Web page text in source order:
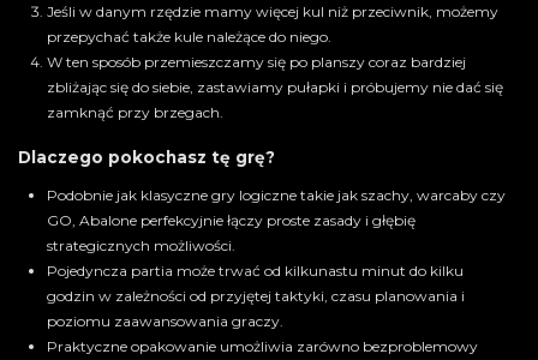
Jeśli w danym rzędzie mamy więcej kul niż przeciwnik, możemy
przepychać także kule należące do niego.
W ten sposób przemieszczamy się po planszy coraz bardziej
zbliżając się do siebie, zastawiamy pułapki i próbujemy nie dać się
zamknąć przy brzegach.
Dlaczego pokochasz tę grę?
Podobnie jak klasyczne gry logiczne takie jak szachy, warcaby czy
GO, Abalone perfekcyjnie łączy proste zasady i głębię
strategicznych możliwości.
Pojedyncza partia może trwać od kilkunastu minut do kilku
godzin w zależności od przyjętej taktyki, czasu planowania i
poziomu zaawansowania graczy.
Praktyczne opakowanie umożliwia zarówno bezproblemowy